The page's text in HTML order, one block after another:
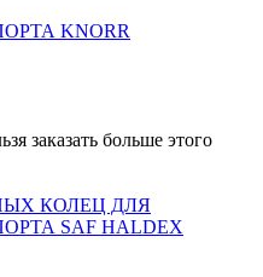
KNORR
заказать больше этого
КОЛЕЦ ДЛЯ
SAF HALDEX